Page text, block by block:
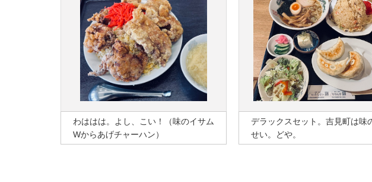
わははは。よし、こい！（味のイサム
Wからあげチャーハン）
デラックスセット。吉見町は味
せい。どや。